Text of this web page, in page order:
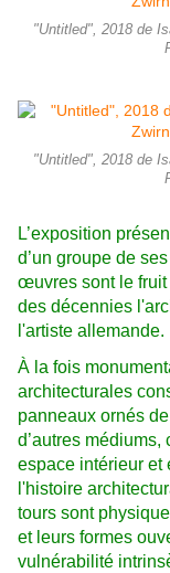
"Untitled", 2018 de
"Untitled", 2018 de
L’exposition
d’un groupe de
œuvres sont le fruit
des décennies
l'artiste allemande.
À la fois
architecturales
panneaux ornés
d’autres
espace intérieur et
l'histoire
tours sont
et leurs formes
vulnérabilité